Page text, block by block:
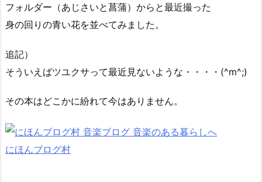
フォルダー（あじさいと菖蒲）からと最近撮った
身の回りの青い花を並べてみました。
追記）
そういえばツユクサって最近見ないような・・・・(^m^;)
その本はどこかに紛れて今はありません。
にほんブログ村